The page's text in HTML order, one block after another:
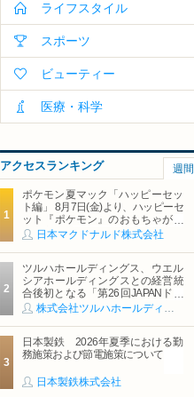
ライフスタイル
スポーツ
ビューティー
医療・科学
アクセスランキング 週間
ポケモン夏マック「ハッピーセッ
ト編」 8月7日(金)より、ハッピーセ
ット『ポケモン』のおもちゃが期
間限定登場
日本マクドナルド株式会社
ツルハホールディングス、ウエル
シアホールディングスとの経営統
合後初となる「第26回JAPANドラ
ッグストアショー」に出展
株式会社ツルハホールディングス
日本製鉄 2026年夏季における勤
務施策および節電施策について
日本製鉄株式会社